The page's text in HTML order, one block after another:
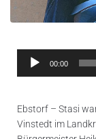
Audio-
Player
00:00
Ebstorf – Stasi
Vinstedt im